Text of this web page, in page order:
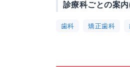
診療科ごとの案
歯科 矯正歯科